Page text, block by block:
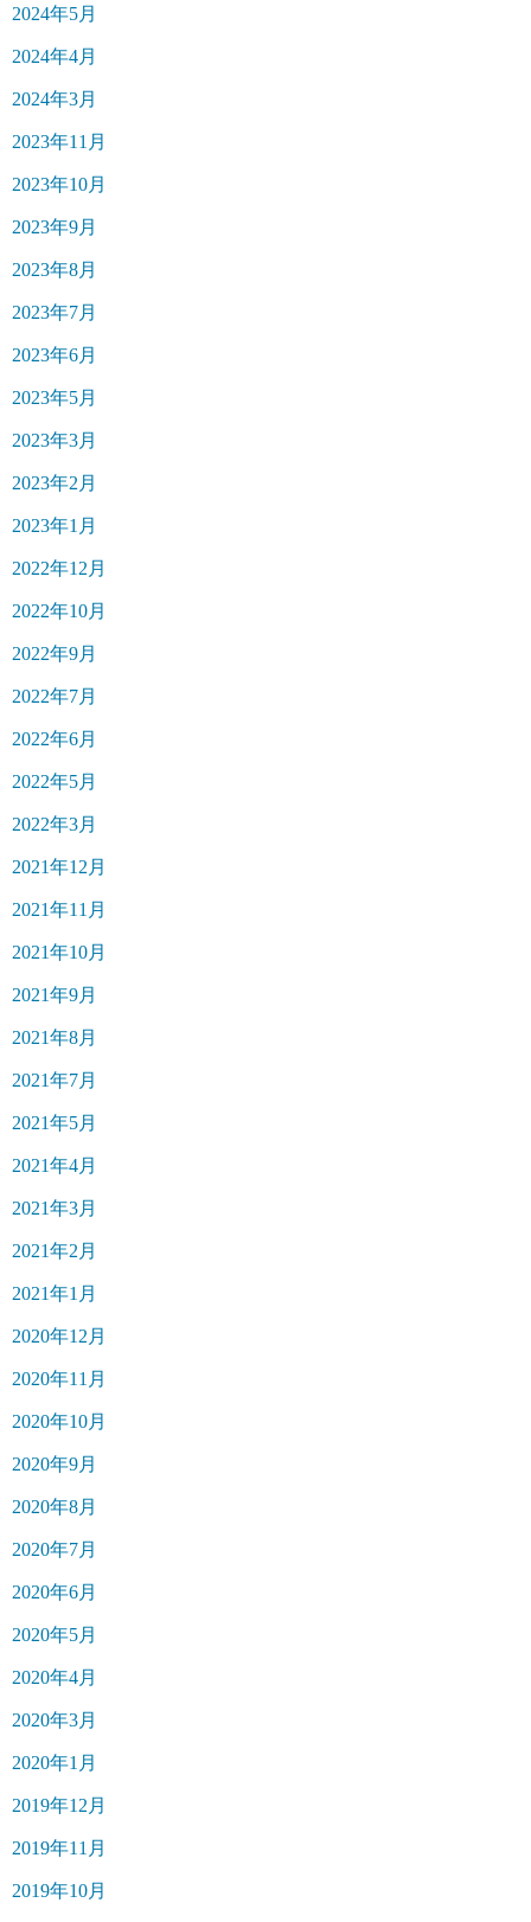
2024年5月
2024年4月
2024年3月
2023年11月
2023年10月
2023年9月
2023年8月
2023年7月
2023年6月
2023年5月
2023年3月
2023年2月
2023年1月
2022年12月
2022年10月
2022年9月
2022年7月
2022年6月
2022年5月
2022年3月
2021年12月
2021年11月
2021年10月
2021年9月
2021年8月
2021年7月
2021年5月
2021年4月
2021年3月
2021年2月
2021年1月
2020年12月
2020年11月
2020年10月
2020年9月
2020年8月
2020年7月
2020年6月
2020年5月
2020年4月
2020年3月
2020年1月
2019年12月
2019年11月
2019年10月